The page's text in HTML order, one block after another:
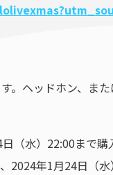
ヘッドホン、また
（水）22:00まで購
年1月24日（水